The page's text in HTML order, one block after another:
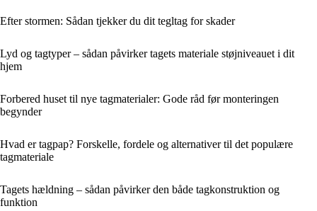
Efter stormen: Sådan tjekker du dit tegltag for skader
Lyd og tagtyper – sådan påvirker tagets materiale støjniveauet i dit
hjem
Forbered huset til nye tagmaterialer: Gode råd før monteringen
begynder
Hvad er tagpap? Forskelle, fordele og alternativer til det populære
tagmateriale
Tagets hældning – sådan påvirker den både tagkonstruktion og
funktion